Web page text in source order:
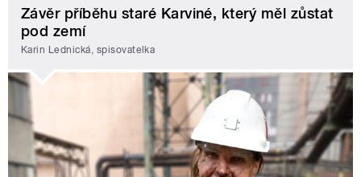
Závěr příběhu staré Karviné, který měl zůstat
pod zemí
Karin Lednická, spisovatelka